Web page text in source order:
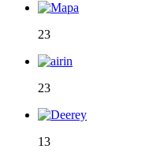
23
23
13